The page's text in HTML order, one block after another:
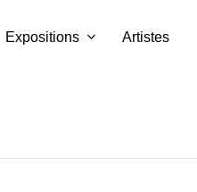
Expositions Artistes